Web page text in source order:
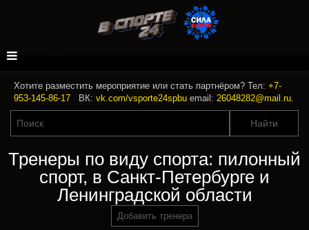
Хотите разместить мероприятие или стать партнёром? Тел: +7-
953-145-86-17 ВК: vk.com/vsporte24spbu email: 26048282@mail.ru.
Тренеры по виду спорта: пилонный
спорт, в Санкт-Петербурге и
Ленинградской области
Добавить тренера